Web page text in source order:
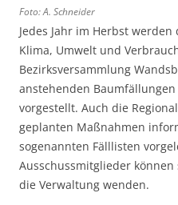
Foto: A. Schneider
Jedes Jahr im Herbst
Klima, Umwelt und
Bezirksversammlung
anstehenden
vorgestellt. Auch die
geplanten Maßnahmen
sogenannten Fälllisten
Ausschussmitglieder
die Verwaltung wenden.